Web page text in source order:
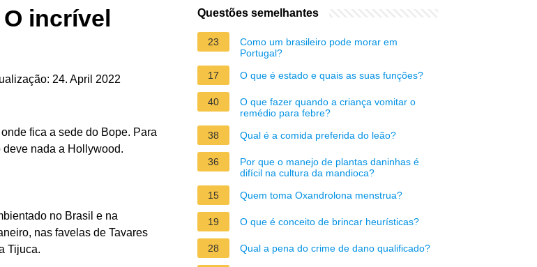
incrível
24. April 2022
fica a sede do Bope. Para
nada a Hollywood.
no Brasil e na
nas favelas de Tavares
Tijuca.
Questões semelhantes
23
Como um brasileiro pode morar em
Portugal?
17
O que é estado e quais as suas funções?
40
O que fazer quando a criança vomitar o
remédio para febre?
38
Qual é a comida preferida do leão?
36
Por que o manejo de plantas daninhas é
difícil na cultura da mandioca?
15
Quem toma Oxandrolona menstrua?
19 O que é conceito de brincar heurísticas?
28 Qual a pena do crime de dano qualificado?